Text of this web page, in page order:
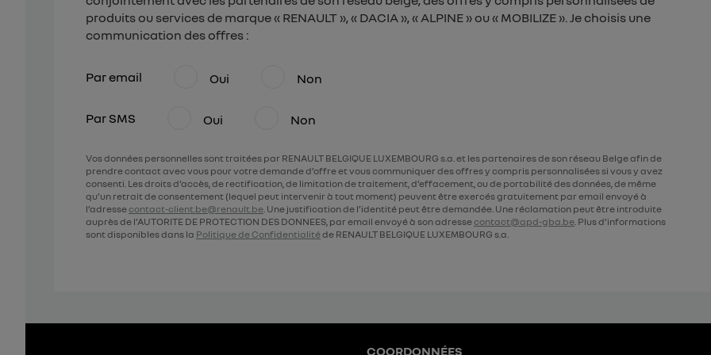
produits ou services de marque « RENAULT », « DACIA », « ALPINE » ou « MOBILIZE ». Je choisis une
communication des offres :
Par email Oui Non
Par SMS Oui Non
Vos données personnelles sont traitées par RENAULT BELGIQUE LUXEMBOURG s.a. et les partenaires de son réseau Belge afin de
prendre contact avec vous pour votre demande d’offre et vous communiquer des offres y compris personnalisées si vous y avez
consenti. Les droits d’accès, de rectification, de limitation de traitement, d’effacement, ou de portabilité des données, de même
qu’un retrait de consentement (lequel peut intervenir à tout moment) peuvent être exercés gratuitement par email envoyé à
l’adresse contact-client.be@renault.be. Une justification de l’identité peut être demandée. Une réclamation peut être introduite
auprès de l’AUTORITE DE PROTECTION DES DONNEES, par email envoyé à son adresse contact@apd-gba.be. Plus d’informations
sont disponibles dans la Politique de Confidentialitéde RENAULT BELGIQUE LUXEMBOURG s.a.
COORDONNÉES